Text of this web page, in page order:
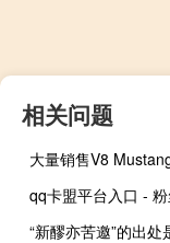
相关问题
qq卡盟平台入口 -
“新醪亦苦邀”的出处